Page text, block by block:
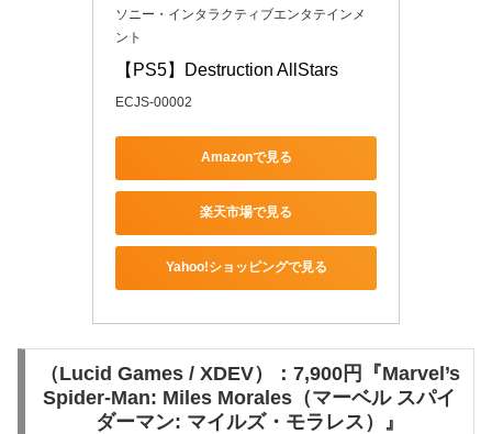
ソニー・インタラクティブエンタテインメ
ント
【PS5】Destruction AllStars
ECJS-00002
Amazonで見る
楽天市場で見る
Yahoo!ショッピングで見る
（Lucid Games / XDEV）：7,900円『Marvel’s
Spider-Man: Miles Morales（マーベル スパイ
ダーマン: マイルズ・モラレス）』